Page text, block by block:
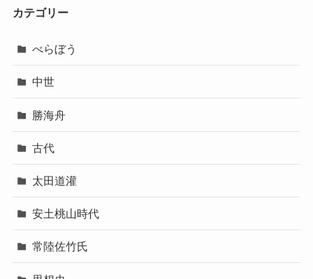
カテゴリー
べらぼう
中世
勝海舟
古代
太田道灌
安土桃山時代
常陸佐竹氏